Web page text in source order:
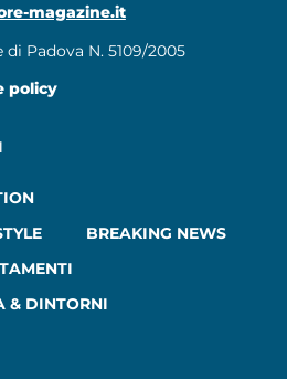
magazine.it
Padova N. 5109/2005
policy
BREAKING NEWS
& DINTORNI